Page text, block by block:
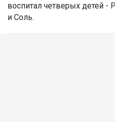
воспитал четверых детей -
и Соль.